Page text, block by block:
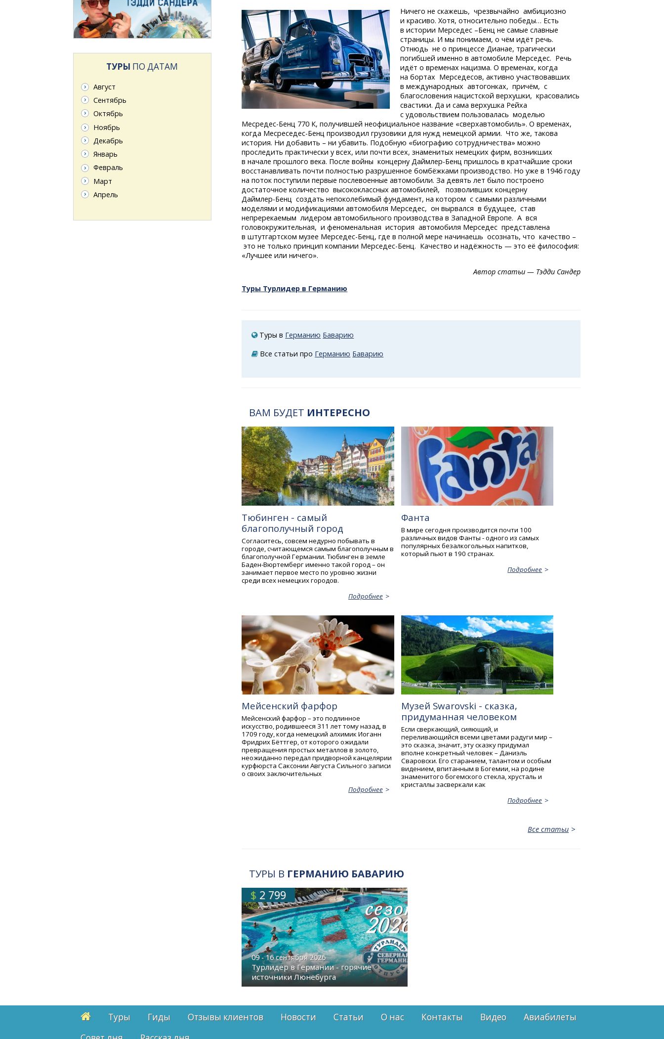
Ничего не скажешь, чрезвычайно амбициозно
и красиво. Хотя, относительно победы… Есть
в истории Мерседес –Бенц не самые славные
страницы. И мы понимаем, о чём идёт речь.
Отнюдь не о принцессе Дианае, трагически
погибшей именно в автомобиле Мерседес. Речь
идёт о временах нацизма. О временах, когда
на бортах Мерседесов, активно участвовавших
в международных автогонках, причём, с
благословения нацистской верхушки, красовались
свастики. Да и сама верхушка Рейха
с удовольствием пользовалась моделью
Месредес-Бенц 770 К, получившей неофициальное название «сверхавтомобиль». О временах,
когда Месреседес-Бенц производил грузовики для нужд немецкой армии. Что же, такова
история. Ни добавить – ни убавить. Подобную «биографию сотрудничества» можно
проследить практически у всех, или почти всех, знаменитых немецких фирм, возникших
в начале прошлого века. После войны концерну Даймлер-Бенц пришлось в кратчайшие сроки
восстанавливать почти полностью разрушенное бомбёжками производство. Но уже в 1946 году
на поток поступили первые послевоенные автомобили. За девять лет было построено
достаточное количество высококлассных автомобилей, позволивших концерну
Даймлер-Бенц создать непоколебимый фундамент, на котором с самыми различными
моделями и модификациями автомобиля Мерседес, он вырвался в будущее, став
непререкаемым лидером автомобильного производства в Западной Европе. А вся
головокружительная, и феноменальная история автомобиля Мерседес представлена
в штутгартском музее Мерседес-Бенц, где в полной мере начинаешь осознать, что качество –
это не только принцип компании Мерседес-Бенц. Качество и надёжность — это её философия:
«Лучшее или ничего».
Автор статьи — Тэдди Сандер
Туры Турлидер в Германию
Туры в Германию Баварию
Все статьи про Германию Баварию
ВАМ БУДЕТ ИНТЕРЕСНО
Тюбинген - самый
благополучный город
Согласитесь, совсем недурно побывать в
городе, считающемся самым благополучным в
благополучной Германии. Тюбинген в земле
Баден-Вюртемберг именно такой город – он
занимает первое место по уровню жизни
среди всех немецких городов.
Подробнее
Фанта
В мире сегодня производится почти 100
различных видов Фанты - одного из самых
популярных безалкогольных напитков,
который пьют в 190 странах.
Подробнее
Мейсенский фарфор
Мейсенский фарфор – это подлинное
искусство, родившееся 311 лет тому назад, в
1709 году, когда немецкий алхимик Иоганн
Фридрих Бёттгер, от которого ожидали
превращения простых металлов в золото,
неожиданно передал придворной канцелярии
курфюрста Саксонии Aвгуста Сильного записи
о своих заключительных
Подробнее
Музей Swarovski - сказка,
придуманная человеком
Если сверкающий, сияющий, и
переливающийся всеми цветами радуги мир –
это сказка, значит, эту сказку придумал
вполне конкретный человек – Даниэль
Сваровски. Его старанием, талантом и особым
видением, впитанным в Богемии, на родине
знаменитого богемского стекла, хрусталь и
кристаллы засверкали как
Подробнее
Все статьи
ТУРЫ В ГЕРМАНИЮ БАВАРИЮ
$ 2 799
09 - 16 сентября 2026
Турлидер в Германии - горячие
источники Люнебурга
ТУРЫ ПО ДАТАМ
Август
Сентябрь
Октябрь
Ноябрь
Декабрь
Январь
Февраль
Март
Апрель
Туры Гиды Отзывы клиентов Новости Статьи О нас Контакты Видео
Авиабилеты